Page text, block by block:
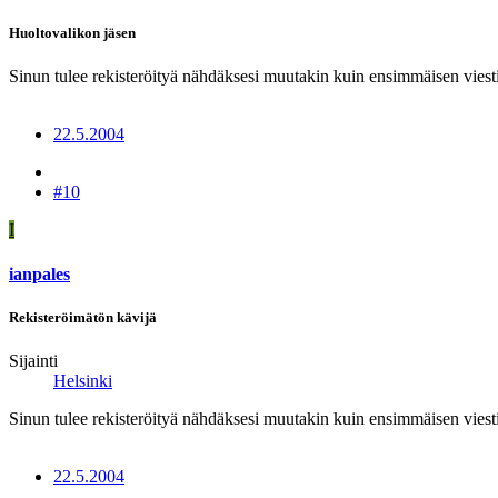
Huoltovalikon jäsen
Sinun tulee rekisteröityä nähdäksesi muutakin kuin ensimmäisen
22.5.2004
#10
I
ianpales
Rekisteröimätön kävijä
Sijainti
Helsinki
Sinun tulee rekisteröityä nähdäksesi muutakin kuin ensimmäisen
22.5.2004